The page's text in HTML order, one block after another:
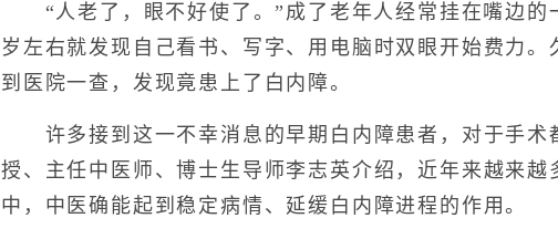
“人老了，眼不好使了。”成了老年人经常挂在嘴边的
岁左右就发现自己看书、写字、用电脑时双眼开始费力
到医院一查，发现竟患上了白内障。
许多接到这一不幸消息的早期白内障患者，对于手术
授、主任中医师、博士生导师李志英介绍，近年来越来
中，中医确能起到稳定病情、延缓白内障进程的作用。